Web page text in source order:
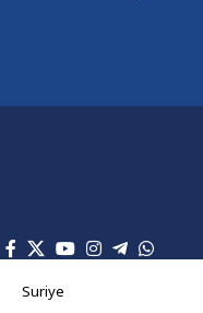
Suriye